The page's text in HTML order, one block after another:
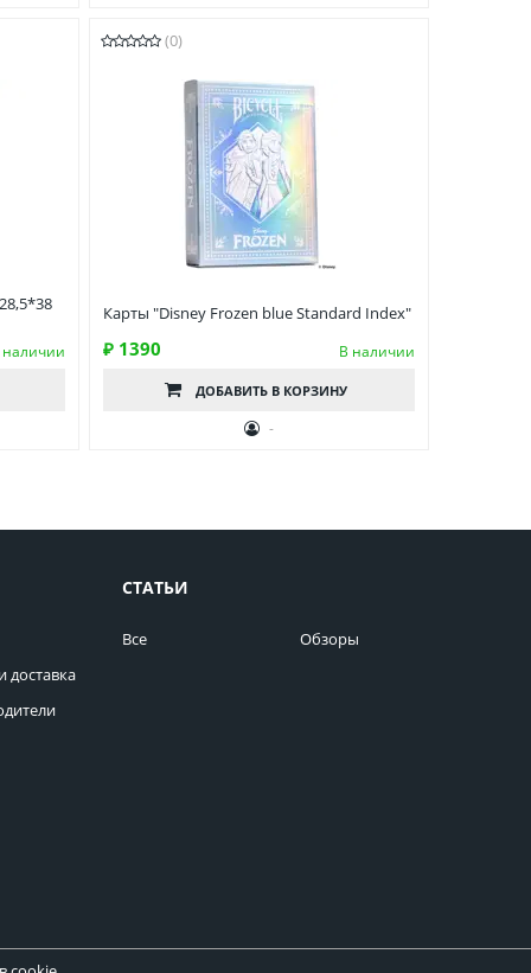
(0)
Карты "Disney Frozen blue Standard Index"
₽ 1390 В наличии
ДОБАВИТЬ В КОРЗИНУ
-
доставка
СТАТЬИ
Все Обзоры